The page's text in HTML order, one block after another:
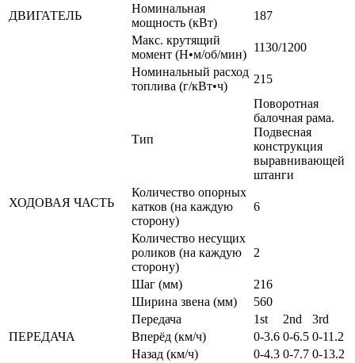
ДВИГАТЕЛЬ
Номинальная
мощность (кВт)
187
Макс. крутящий
момент (Н•м/об/мин)
1130/1200
Номинальный расход
топлива (г/кВт•ч)
215
ХОДОВАЯ ЧАСТЬ
Тип
Поворотная
балочная рама.
Подвесная
конструкция
выравнивающей
штанги
Количество опорных
катков (на каждую
сторону)
6
Количество несущих
роликов (на каждую
сторону)
2
Шаг (мм)
216
Ширина звена (мм)
560
ПЕРЕДАЧА
Передача 1st 2nd
3rd
Вперёд (км/ч)
0-3.6 0-6.5 0-11.2
Назад (км/ч)
0-4.3 0-7.7 0-13.2